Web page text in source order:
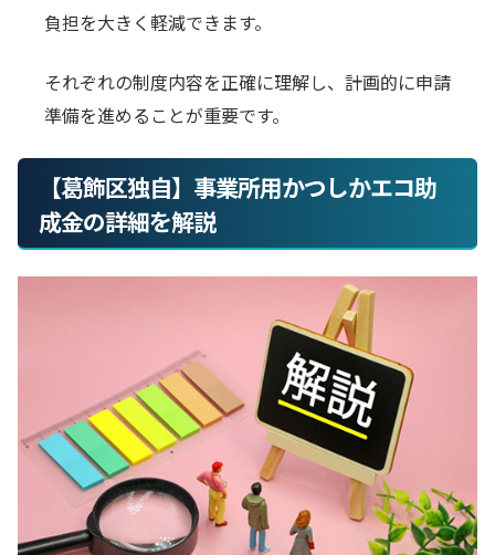
負担を大きく軽減できます。
それぞれの制度内容を正確に理解し、計画的に申請
準備を進めることが重要です。
【葛飾区独自】事業所用かつしかエコ助
成金の詳細を解説